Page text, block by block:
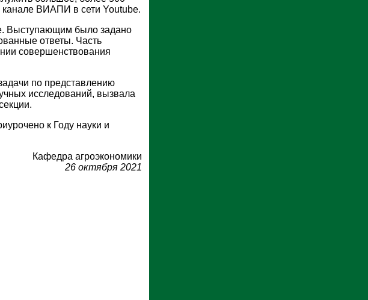
канале ВИАПИ в сети Youtube.
Выступающим было задано
ответы. Часть
совершенствования
по представлению
исследований, вызвала
к Году науки и
Кафедра агроэкономики
26 октября 2021